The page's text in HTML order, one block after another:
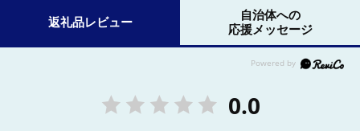
返礼品レビュー
自治体への
応援メッセージ
0.0